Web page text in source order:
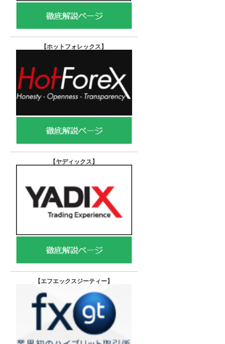
【ホットフォレックス】
【ヤディックス】
【エフエックスジーティー】